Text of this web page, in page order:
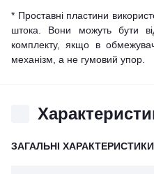
* Проставні пластини
штока. Вони можуть бути
комплекту, якщо в
механізм, а не гумовий упор.
ЗАГАЛЬНІ ХАРАКТЕРИСТИКИ